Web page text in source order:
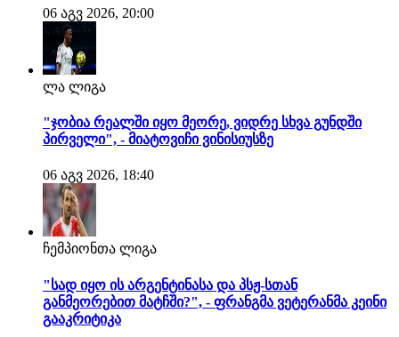
06 აგვ 2026, 20:00
ლა ლიგა
"ჯობია რეალში იყო მეორე, ვიდრე სხვა გუნდში
პირველი", - მიატოვიჩი ვინისიუსზე
06 აგვ 2026, 18:40
ჩემპიონთა ლიგა
"სად იყო ის არგენტინასა და პსჟ-სთან
განმეორებით მატჩში?", - ფრანგმა ვეტერანმა კეინი
გააკრიტიკა